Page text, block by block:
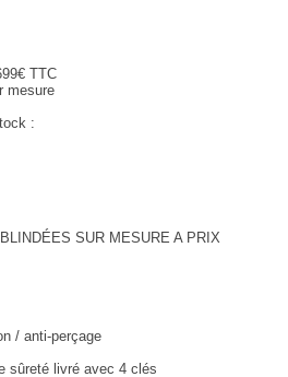
TTC
mesure
:
SUR MESURE A PRIX
/ anti-perçage
sûreté livré avec 4 clés